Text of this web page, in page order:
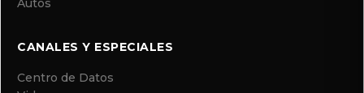
Autos
CANALES Y ESPECIALES
Centro de Datos